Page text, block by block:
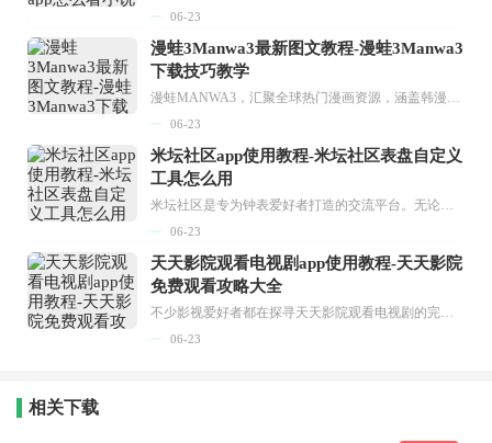
06-23
漫蛙3Manwa3最新图文教程-漫蛙3Manwa3
下载技巧教学
06-23
米坛社区app使用教程-米坛社区表盘自定义
工具怎么用
06-23
天天影院观看电视剧app使用教程-天天影院
免费观看攻略大全
06-23
相关下载